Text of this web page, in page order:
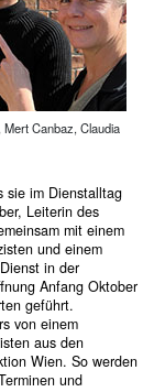
Canbaz, Claudia
sie im Dienstalltag
Leiterin des
mit einem
und einem
in der
Anfang Oktober
geführt.
von einem
aus den
Wien. So werden
und